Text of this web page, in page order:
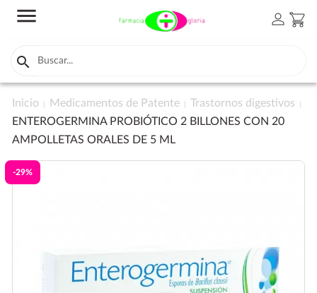
menu person shopping_cart

Inicio Medicamentos de Patente
Trastornos digestivos
ENTEROGERMINA PROBIÓTICO 2 BILLONES CON 20
AMPOLLETAS ORALES DE 5 ML
-29%